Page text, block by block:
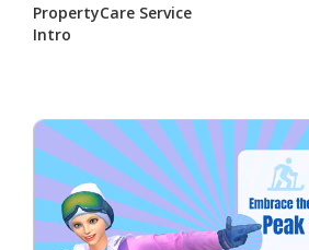
PropertyCare Service
Intro